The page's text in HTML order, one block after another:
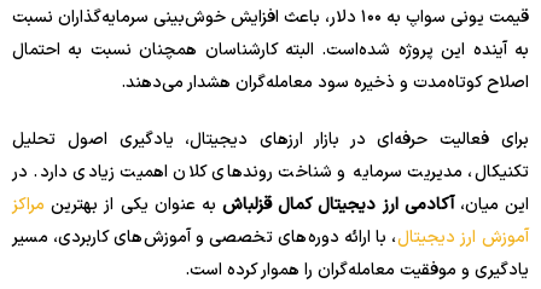
قیمت یونی سواپ به ۱۰۰ دلار، باعث افزایش خوش‌بینی سرمایه‌گذاران نسبت
به آینده این پروژه شده‌است. البته کارشناسان همچنان نسبت به احتمال
اصلاح کوتاه‌مدت و ذخیره سود معامله‌گران هشدار می‌دهند.
برای فعالیت حرفه‌ای در بازار ارزهای دیجیتال، یادگیری اصول تحلیل
تکنیکال، مدیریت سرمایه و شناخت روندهای کلان اهمیت زیادی دارد. در
این میان،آکادمی ارز دیجیتال کمال قزلباش به عنوان یکی از بهترین مراکز
آموزش ارز دیجیتال، با ارائه دوره‌های تخصصی و آموزش‌های کاربردی، مسیر
یادگیری و موفقیت معامله‌گران را هموار کرده است.